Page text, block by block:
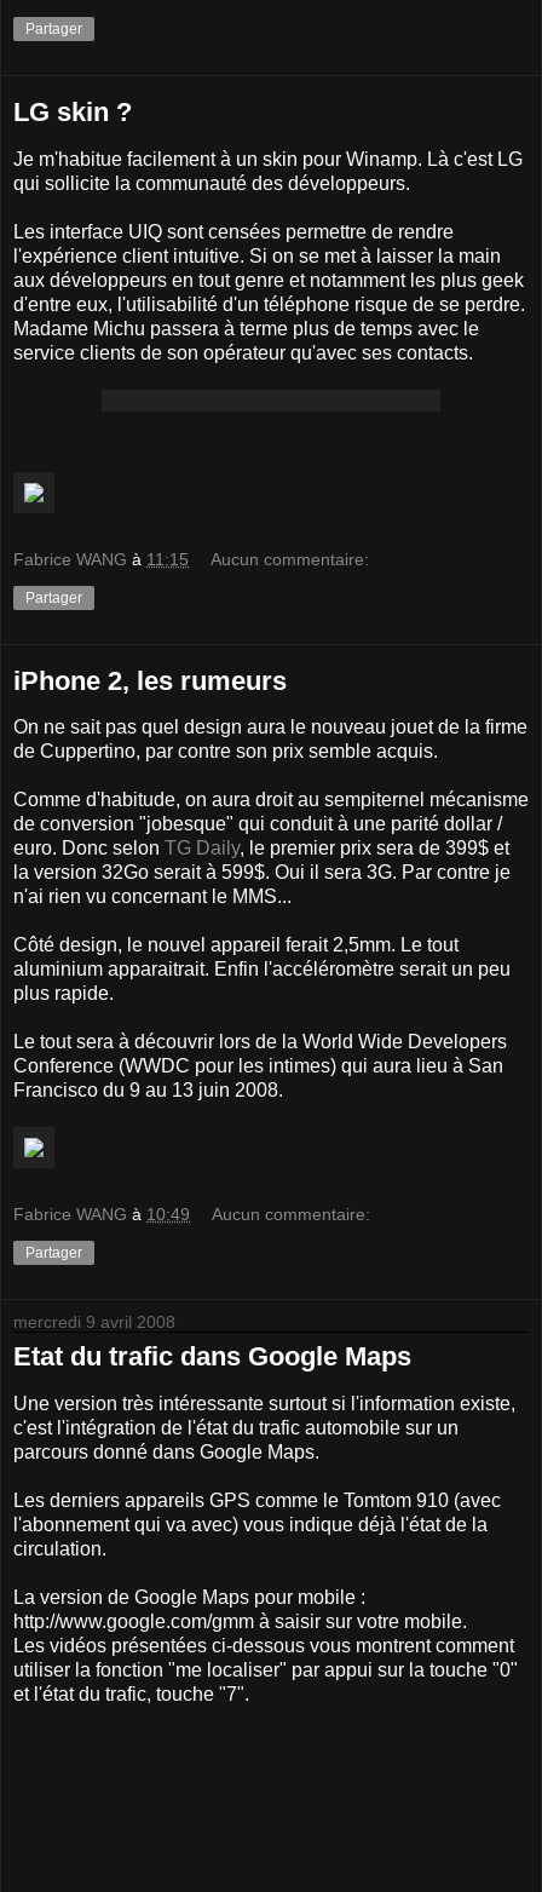
Partager
LG skin ?
Je m'habitue facilement à un skin pour Winamp. Là c'est LG
qui sollicite la communauté des développeurs.
Les interface UIQ sont censées permettre de rendre
l'expérience client intuitive. Si on se met à laisser la main
aux développeurs en tout genre et notamment les plus geek
d'entre eux, l'utilisabilité d'un téléphone risque de se perdre.
Madame Michu passera à terme plus de temps avec le
service clients de son opérateur qu'avec ses contacts.
Fabrice WANG à 11:15 Aucun commentaire:
Partager
iPhone 2, les rumeurs
On ne sait pas quel design aura le nouveau jouet de la firme
de Cuppertino, par contre son prix semble acquis.
Comme d'habitude, on aura droit au sempiternel mécanisme
de conversion "jobesque" qui conduit à une parité dollar /
euro. Donc selon TG Daily, le premier prix sera de 399$ et
la version 32Go serait à 599$. Oui il sera 3G. Par contre je
n'ai rien vu concernant le MMS...
Côté design, le nouvel appareil ferait 2,5mm. Le tout
aluminium apparaitrait. Enfin l'accéléromètre serait un peu
plus rapide.
Le tout sera à découvrir lors de la World Wide Developers
Conference (WWDC pour les intimes) qui aura lieu à San
Francisco du 9 au 13 juin 2008.
Fabrice WANG à 10:49 Aucun commentaire:
Partager
mercredi 9 avril 2008
Etat du trafic dans Google Maps
Une version très intéressante surtout si l'information existe,
c'est l'intégration de l'état du trafic automobile sur un
parcours donné dans Google Maps.
Les derniers appareils GPS comme le Tomtom 910 (avec
l'abonnement qui va avec) vous indique déjà l'état de la
circulation.
La version de Google Maps pour mobile :
http://www.google.com/gmm à saisir sur votre mobile.
Les vidéos présentées ci-dessous vous montrent comment
utiliser la fonction "me localiser" par appui sur la touche "0"
et l'état du trafic, touche "7".